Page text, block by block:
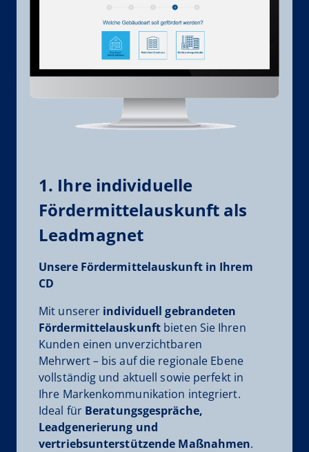
1. Ihre individuelle
Fördermittelauskunft als
Leadmagnet
Unsere Fördermittelauskunft in Ihrem
CD
Mit unserer individuell gebrandeten
Fördermittelauskunft bieten Sie Ihren
Kunden einen unverzichtbaren
Mehrwert – bis auf die regionale Ebene
vollständig und aktuell sowie perfekt in
Ihre Markenkommunikation integriert.
Ideal für Beratungsgespräche,
Leadgenerierung und
vertriebsunterstützende Maßnahmen.